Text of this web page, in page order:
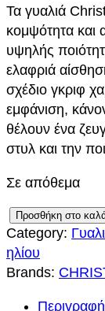
i
i
l
i
Τα γυαλιά
κομψότητα και
υψηλής
ελαφριά
σχέδιο γκριφ
εμφάνιση,
θέλουν ένα
στυλ και την
Σε απόθεμα
H
R
I
Προσθήκη στο
Category:
ηλίου
Brands:
Περιγραφή